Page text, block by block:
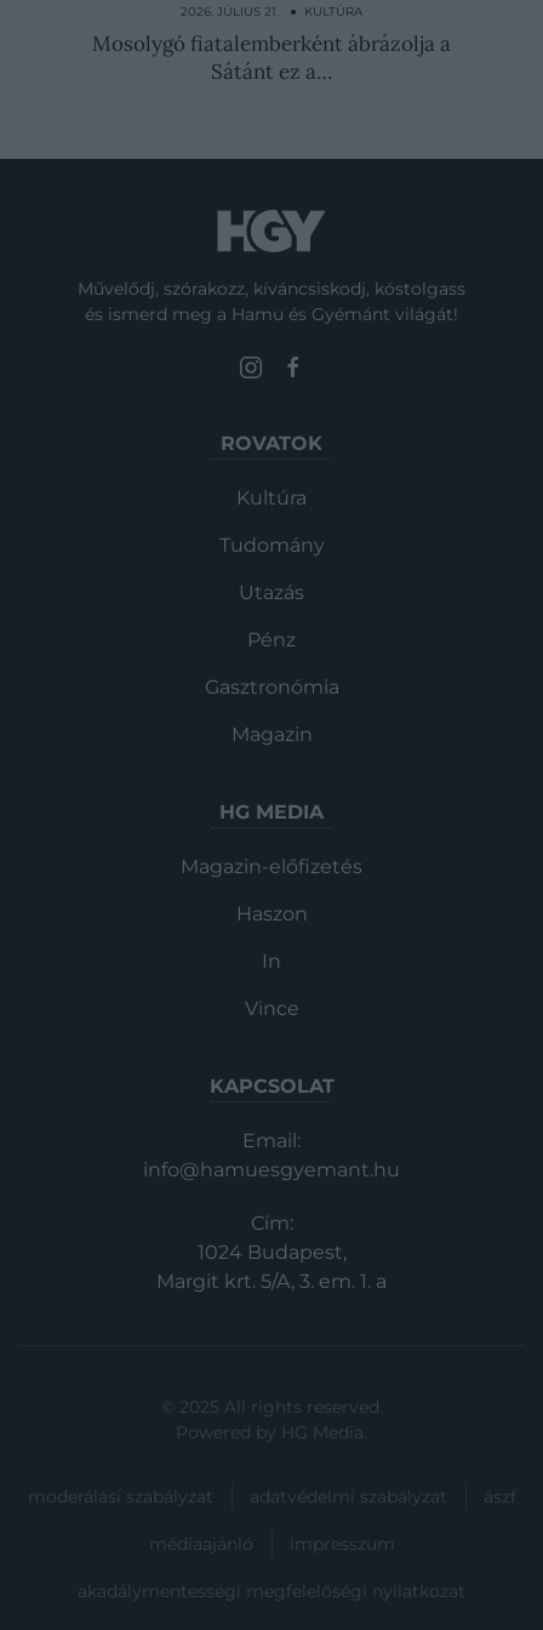
leghírhedtebb kéme
2026. JÚLIUS 21. ● KULTÚRA
Mosolygó fiatalemberként ábrázolja a
Sátánt ez a…
Művelődj, szórakozz, kíváncsiskodj, kóstolgass
és ismerd meg a Hamu és Gyémánt világát!
ROVATOK
Kultúra
Tudomány
Utazás
Pénz
Gasztronómia
Magazin
HG MEDIA
Magazin-előfizetés
Haszon
In
Vince
KAPCSOLAT
Email:
info@hamuesgyemant.hu
Cím:
1024 Budapest,
Margit krt. 5/A, 3. em. 1. a
© 2025 All rights reserved.
Powered by HG Media.
moderálási szabályzat adatvédelmi szabályzat ászf
médiaajánló impresszum
akadálymentességi megfelelőségi nyilatkozat